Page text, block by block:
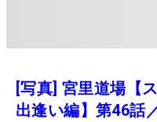
[写真] 宮里道場【
出逢い編】第46話